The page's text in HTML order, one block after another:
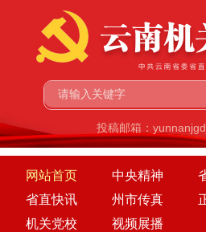
投稿邮箱：
网站首页 中央精神
省直快讯
州市传真
机关党校
视频展播